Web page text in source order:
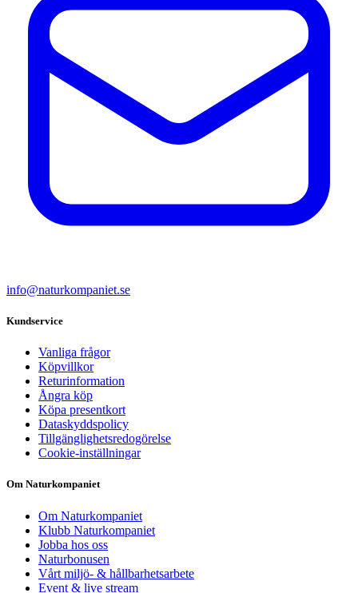
info@naturkompaniet.se
Kundservice
Vanliga frågor
Köpvillkor
Returinformation
Ångra köp
Köpa presentkort
Dataskyddspolicy
Tillgänglighetsredogörelse
Cookie-inställningar
Om Naturkompaniet
Om Naturkompaniet
Klubb Naturkompaniet
Jobba hos oss
Naturbonusen
Vårt miljö- & hållbarhetsarbete
Event & live stream